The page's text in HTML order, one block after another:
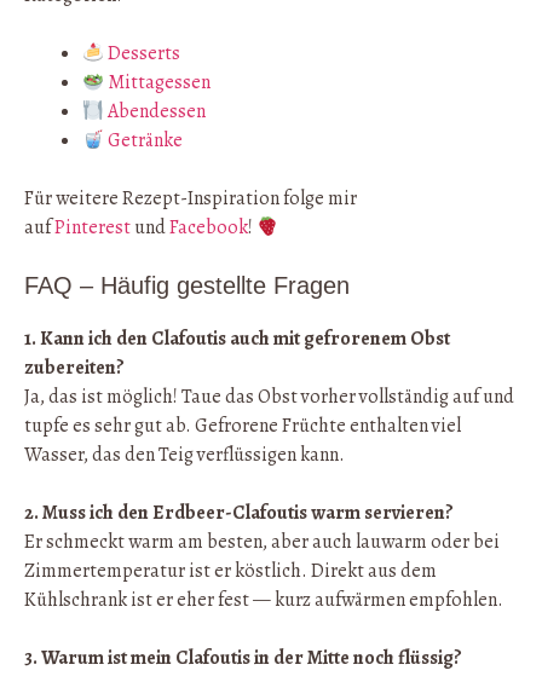
Desserts
Mittagessen
Abendessen
Getränke
Für weitere Rezept-Inspiration folge mir
aufPinterestundFacebook!
FAQ – Häufig gestellte Fragen
1. Kann ich den Clafoutis auch mit gefrorenem Obst
zubereiten?
Ja, das ist möglich! Taue das Obst vorher vollständig auf und
tupfe es sehr gut ab. Gefrorene Früchte enthalten viel
Wasser, das den Teig verflüssigen kann.
2. Muss ich den Erdbeer-Clafoutis warm servieren?
Er schmeckt warm am besten, aber auch lauwarm oder bei
Zimmertemperatur ist er köstlich. Direkt aus dem
Kühlschrank ist er eher fest — kurz aufwärmen empfohlen.
3. Warum ist mein Clafoutis in der Mitte noch flüssig?